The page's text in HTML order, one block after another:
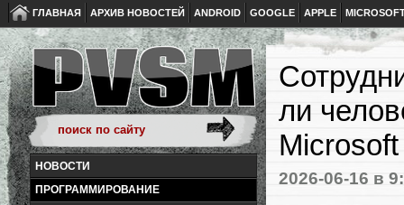
ГЛАВНАЯ АРХИВ НОВОСТЕЙ ANDROID GOOGLE APPLE
НОВОСТИ
ПРОГРАММИРОВАНИЕ
ли
2026-06-16 в